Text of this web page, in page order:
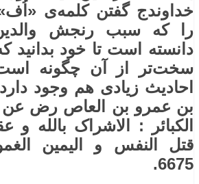
خداوندج گفتن کلمه‌ی
را که سبب رنجش
دانسته است تا خود بدانید
سخت‌تر از آن چگونه
احادیث زیادی هم وجود
بن عمرو بن العاص رض عن
الکبائر : الاشراک بالله و
قتل النفس و الیمین
6675.